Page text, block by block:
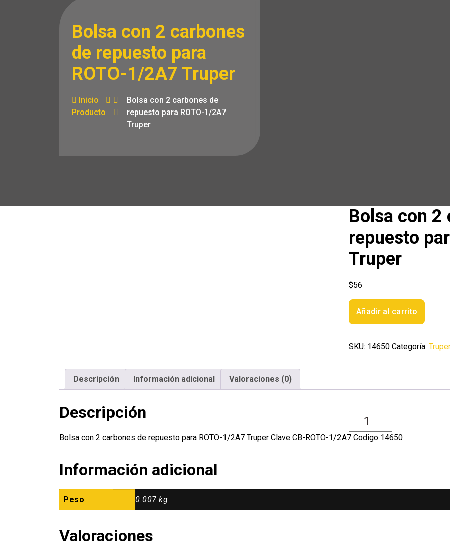
Bolsa con 2 carbones
de repuesto para
ROTO-1/2A7 Truper
Inicio
Producto
Bolsa con 2 carbones de
repuesto para ROTO-1/2A7
Truper
Bolsa con 2
repuesto
Truper
$56
Bolsa
con
carbones
ROTO-
Truper
cantidad
Añadir al carrito
SKU: 14650 Categoría:
Descripción Información adicional Valoraciones (0)
Descripción
Bolsa con 2 carbones de repuesto para ROTO-1/2A7 Truper Clave CB-ROTO-1/2A7 Codigo 14650
Información adicional
Peso 0.007 kg
Valoraciones